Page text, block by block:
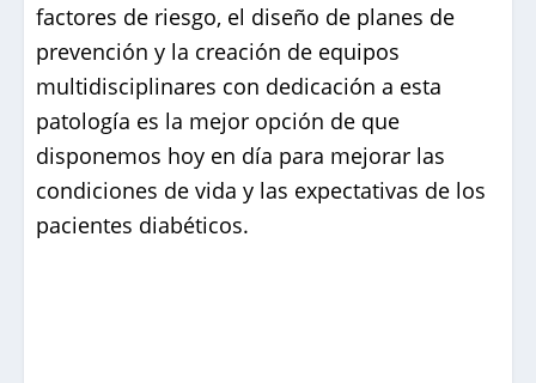
factores de riesgo, el diseño de planes de
prevención y la creación de equipos
multidisciplinares con dedicación a esta
patología es la mejor opción de que
disponemos hoy en día para mejorar las
condiciones de vida y las expectativas de los
pacientes diabéticos.